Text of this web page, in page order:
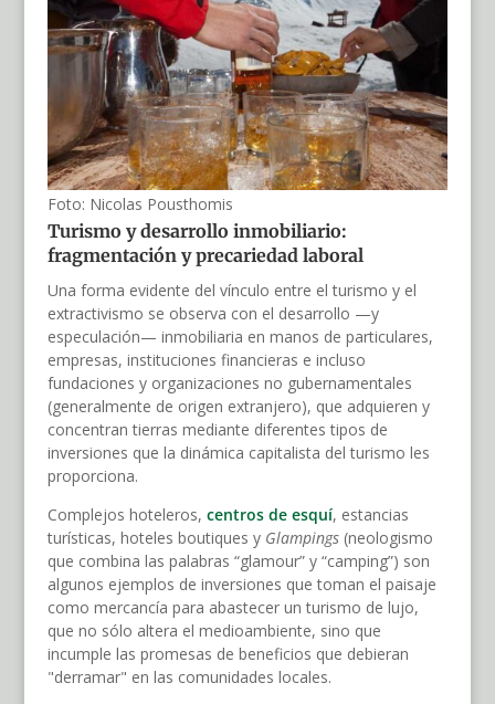
Foto: Nicolas Pousthomis
Turismo y desarrollo inmobiliario:
fragmentación y precariedad laboral
Una forma evidente del vínculo entre el turismo y el
extractivismo se observa con el desarrollo —y
especulación— inmobiliaria en manos de particulares,
empresas, instituciones financieras e incluso
fundaciones y organizaciones no gubernamentales
(generalmente de origen extranjero), que adquieren y
concentran tierras mediante diferentes tipos de
inversiones que la dinámica capitalista del turismo les
proporciona.
Complejos hoteleros, centros de esquí, estancias
turísticas, hoteles boutiques y Glampings (neologismo
que combina las palabras “glamour” y “camping”) son
algunos ejemplos de inversiones que toman el paisaje
como mercancía para abastecer un turismo de lujo,
que no sólo altera el medioambiente, sino que
incumple las promesas de beneficios que debieran
"derramar" en las comunidades locales.